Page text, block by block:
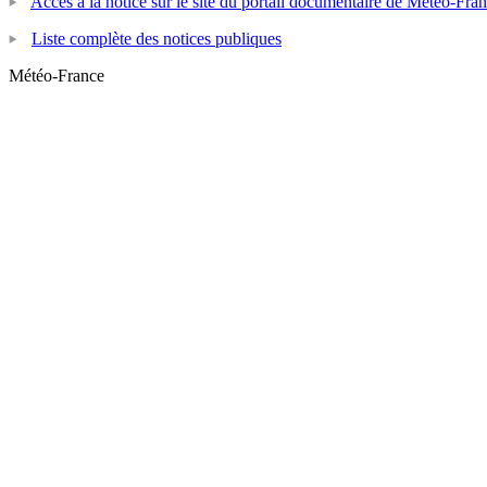
Liste complète des notices publiques
Météo-France